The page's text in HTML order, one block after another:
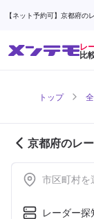
【ネット予約可】京都府
レ
比
トップ
京都府のレ
店舗紹介 (1
市区町村を
レーダー